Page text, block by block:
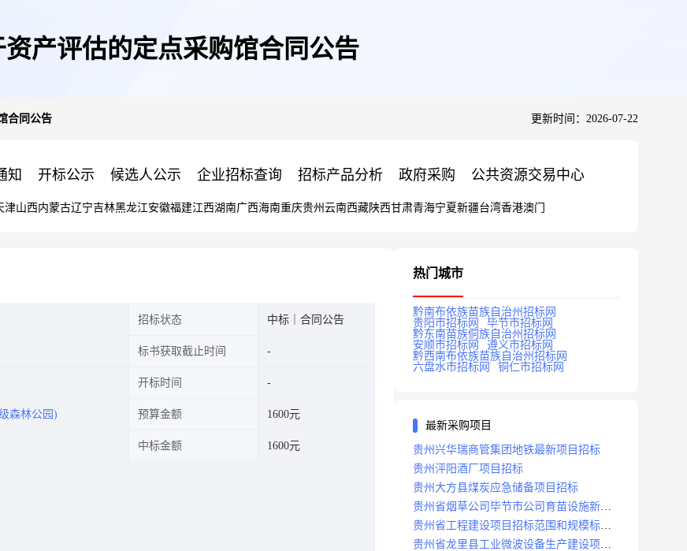
资产评估的定点采购馆合同公告
合同公告 更新时间：2026-07-22
知 开标公示 候选人公示 企业招标查询 招标产品分析 政府采购 公共资源交易中心
津山西内蒙古辽宁吉林黑龙江安徽福建江西湖南广西海南重庆贵州 云南西藏陕西甘肃青海宁夏新疆台湾香港澳门
招标状态 中标｜合同公告
标书获取截止时间
开标时间
森林公园) 预算金额 1600元
中标金额 1600元
热门城市
黔南布依族苗族自治州招标网
贵阳市招标网
毕节市招标网
黔东南苗族侗族自治州招标网
安顺市招标网
遵义市招标网
黔西南布依族苗族自治州招标网
六盘水市招标网
铜仁市招标网
最新采购项目
贵州兴华瑞商管集团地铁最新项目招标
贵州泙阳酒厂项目招标
贵州大方县煤炭应急储备项目招标
贵州省烟草公司毕节市公司育苗设施新建
及修复项目招标公告
贵州省工程建设项目招标范围和规模标准
规定
贵州省龙里县工业微波设备生产建设项目